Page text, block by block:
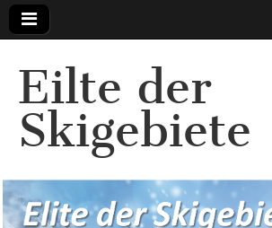
Eilte der
Skigebiete